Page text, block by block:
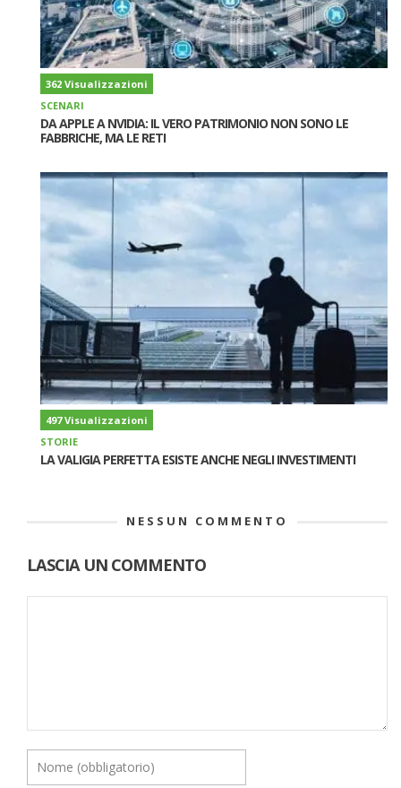
362 Visualizzazioni
SCENARI
DA APPLE A NVIDIA: IL VERO PATRIMONIO NON SONO LE
FABBRICHE, MA LE RETI
497 Visualizzazioni
STORIE
LA VALIGIA PERFETTA ESISTE ANCHE NEGLI INVESTIMENTI
NESSUN COMMENTO
LASCIA UN COMMENTO